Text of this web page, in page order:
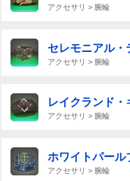
アクセサリ > 腕輪
セレモニアル・
アクセサリ > 腕輪
レイクランド・
アクセサリ > 腕輪
ホワイトパール
アクセサリ > 腕輪